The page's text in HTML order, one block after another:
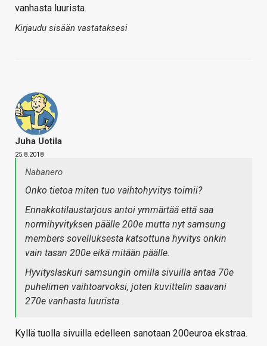
vanhasta luurista.
Kirjaudu sisään vastataksesi
Juha Uotila
25.8.2018
Nabanero
Onko tietoa miten tuo vaihtohyvitys toimii?
Ennakkotilaustarjous antoi ymmärtää että saa
normihyvityksen päälle 200e mutta nyt samsung
members sovelluksesta katsottuna hyvitys onkin
vain tasan 200e eikä mitään päälle.
Hyvityslaskuri samsungin omilla sivuilla antaa 70e
puhelimen vaihtoarvoksi, joten kuvittelin saavani
270e vanhasta luurista.
Kyllä tuolla sivuilla edelleen sanotaan 200euroa ekstraa.